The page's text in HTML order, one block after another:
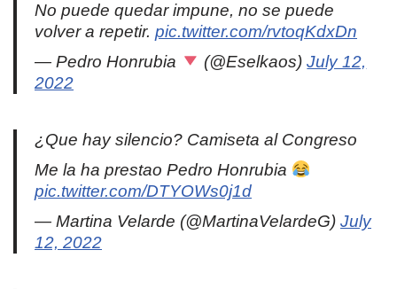
No puede quedar impune, no se puede
volver a repetir. pic.twitter.com/rvtoqKdxDn
— Pedro Honrubia
(@Eselkaos)July 12,
2022
¿Que hay silencio? Camiseta al Congreso
Me la ha prestao Pedro Honrubia
pic.twitter.com/DTYOWs0j1d
— Martina Velarde (@MartinaVelardeG) July
12, 2022